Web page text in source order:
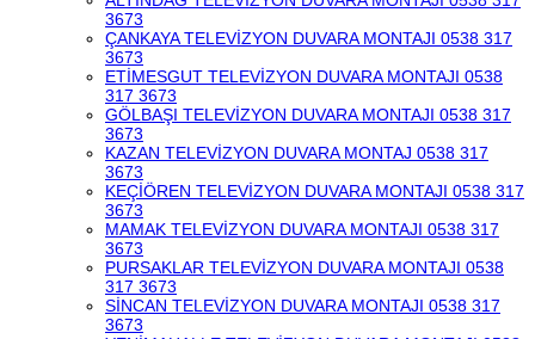
3673
ÇANKAYA TELEVİZYON DUVARA MONTAJI 0538 317
3673
ETİMESGUT TELEVİZYON DUVARA MONTAJI 0538
317 3673
GÖLBAŞI TELEVİZYON DUVARA MONTAJI 0538 317
3673
KAZAN TELEVİZYON DUVARA MONTAJ 0538 317
3673
KEÇİÖREN TELEVİZYON DUVARA MONTAJI 0538 317
3673
MAMAK TELEVİZYON DUVARA MONTAJI 0538 317
3673
PURSAKLAR TELEVİZYON DUVARA MONTAJI 0538
317 3673
SİNCAN TELEVİZYON DUVARA MONTAJI 0538 317
3673